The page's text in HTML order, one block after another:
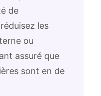
de
les
ou
assuré que
sont en de